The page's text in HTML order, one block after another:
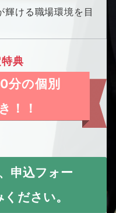
ける職場環境を目
典
分の個別
！！
申込フォー
ださい。